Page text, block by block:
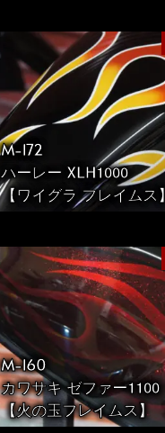
M-172
ハーレー XLH1000
【ワイグラ フレイムス】
M-160
カワサキ ゼファー1100
【火の玉フレイムス】